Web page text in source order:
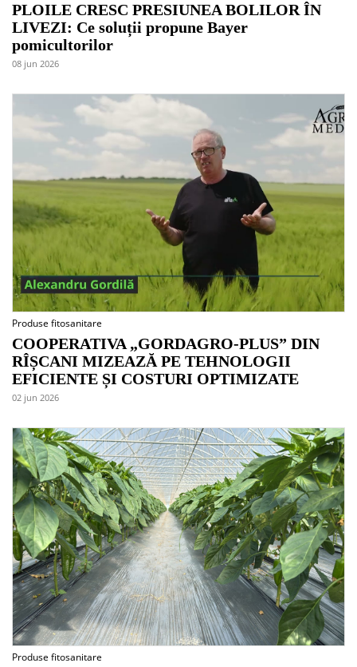
PLOILE CRESC PRESIUNEA BOLILOR ÎN
LIVEZI: Ce soluții propune Bayer
pomicultorilor
08 jun 2026
Produse fitosanitare
COOPERATIVA „GORDAGRO-PLUS” DIN
RÎȘCANI MIZEAZĂ PE TEHNOLOGII
EFICIENTE ȘI COSTURI OPTIMIZATE
02 jun 2026
Produse fitosanitare